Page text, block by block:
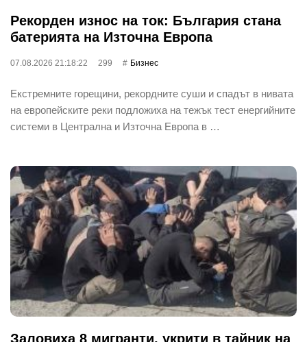
Рекорден износ на ток: България стана
батерията на Източна Европа
07.08.2026 21:18:22 299 Бизнес
Екстремните горещини, рекордните суши и спадът в нивата
на европейските реки подложиха на тежък тест енергийните
системи в Централна и Източна Европа в …
Заловиха 8 мигранти, укрити в тайник на